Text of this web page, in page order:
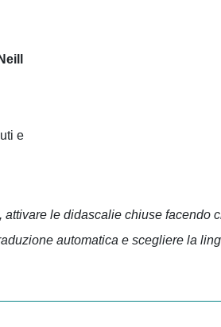
e
le didascalie chiuse facendo
automatica e scegliere la